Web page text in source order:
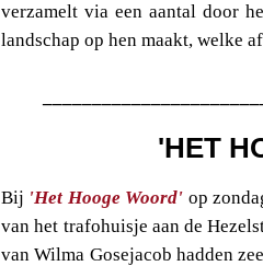
verzamelt via een aantal door
landschap op hen maakt, welke
'HET
Bij 'Het Hooge Woord' op
van het trafohuisje aan de
van Wilma Gosejacob hadden